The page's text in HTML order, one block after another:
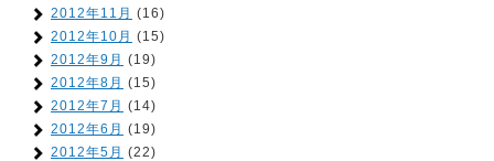
2012年11月 (16)
2012年10月 (15)
2012年9月 (19)
2012年8月 (15)
2012年7月 (14)
2012年6月 (19)
2012年5月 (22)